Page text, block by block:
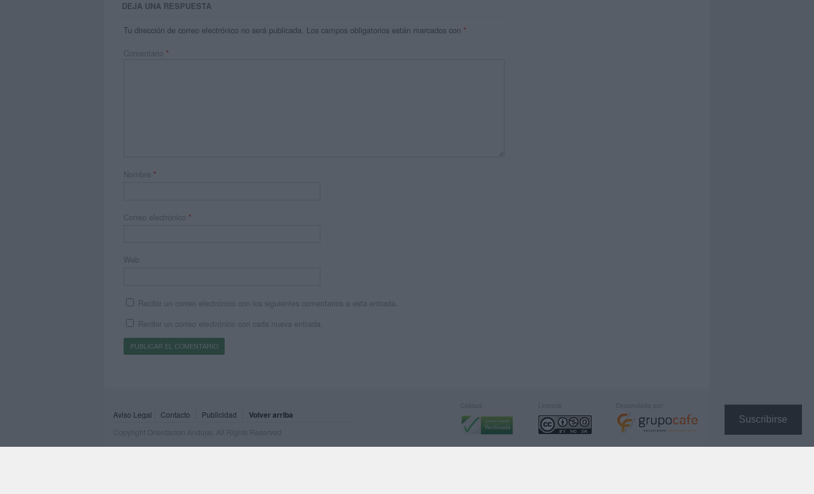
Suscribirse
DEJA UNA RESPUESTA
Tu dirección de correo electrónico no será publicada. Los campos obligatorios están marcados con *
Comentario *
Nombre *
Correo electrónico *
Web
Recibir un correo electrónico con los siguientes comentarios a esta entrada.
Recibir un correo electrónico con cada nueva entrada.
Aviso Legal Contacto Publicidad Volver arriba